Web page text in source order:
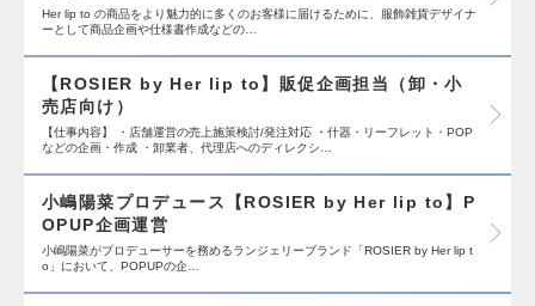
Her lip to の商品をより魅力的に多くのお客様に届けるために、服飾雑貨デザイナ
ーとして商品企画や仕様書作成などの…
【ROSIER by Her lip to】販促企画担当（卸・小
売店向け）
【仕事内容】 ・店舗運営の売上施策検討/発注対応 ・什器・リーフレット・POP
などの企画・作成 ・卸業者、代理店へのディレクシ…
小嶋陽菜プロデュース【ROSIER by Her lip to】P
OPUP企画運営
小嶋陽菜がプロデューサーを務めるランジェリーブランド「ROSIER by Her lip t
o」において、POPUPの企…